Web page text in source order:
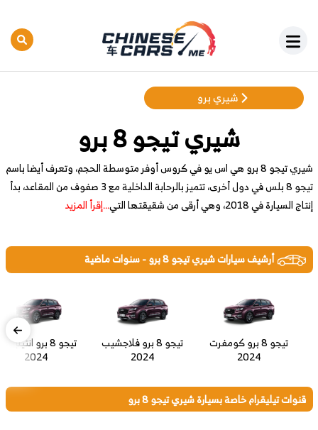
شيري برو
شيري تيجو 8 برو
شيري تيجو 8 برو هي اس يو في كروس أوفر متوسطة الحجم، وتعرف أيضا باسم
تيجو 8 بلس في دول أخرى، تتميز بالرحابة الداخلية مع 3 صفوف من المقاعد، بدأ
إنتاج السيارة في 2018، وهي أرقى من شقيقتها التي
...إقرأ المزيد
أرشيف سيارات شيري تيجو 8 برو - سنوات ماضية
تيجو 8 برو كومفرت
2024
تيجو 8 برو فلاجشيب
2024
تيجو 8 برو
2024
قنوات تيليقرام خاصة بسيارة شيري تيجو 8 برو